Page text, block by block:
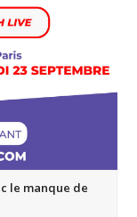
le manque de